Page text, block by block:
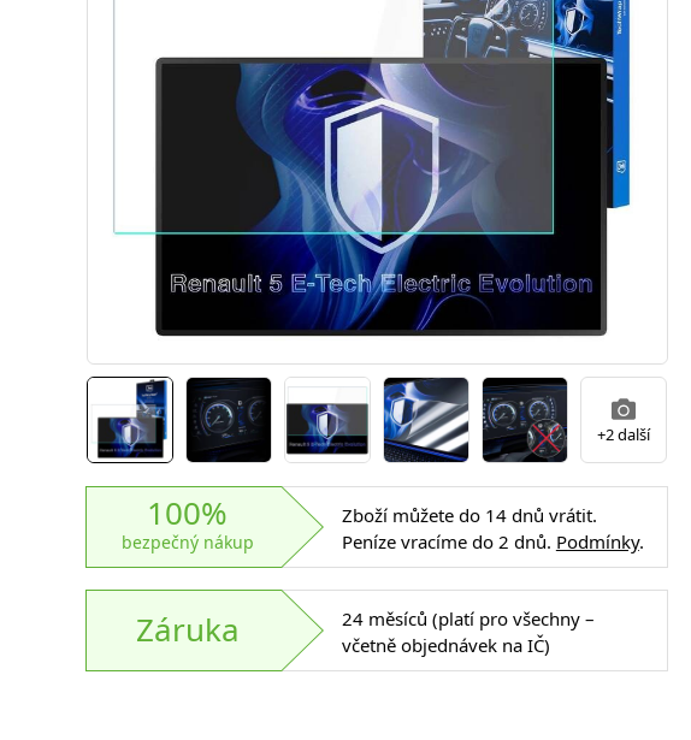
+2 další
100%
bezpečný nákup
Zboží můžete do 14 dnů vrátit.
Peníze vracíme do 2 dnů. Podmínky.
Záruka
24 měsíců (platí pro všechny –
včetně objednávek na IČ)